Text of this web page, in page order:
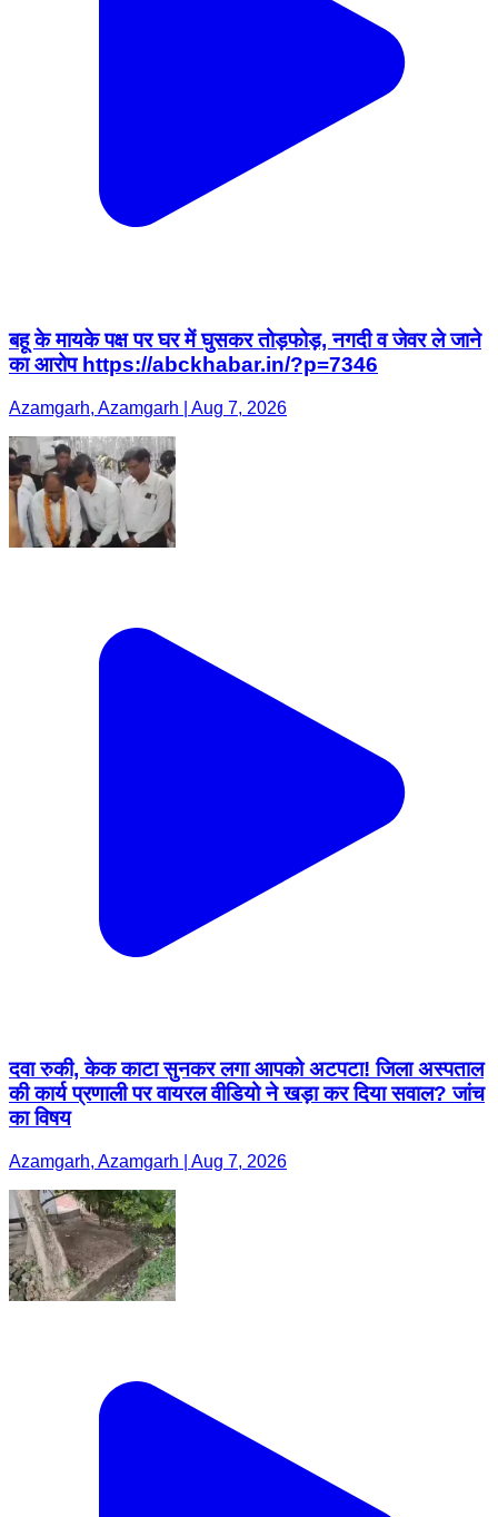
बहू के मायके पक्ष पर घर में घुसकर तोड़फोड़, नगदी व जेवर ले जाने
का आरोप https://abckhabar.in/?p=7346
Azamgarh, Azamgarh | Aug 7, 2026
दवा रुकी, केक काटा सुनकर लगा आपको अटपटा! जिला अस्पताल
की कार्य प्रणाली पर वायरल वीडियो ने खड़ा कर दिया सवाल? जांच
का विषय
Azamgarh, Azamgarh | Aug 7, 2026